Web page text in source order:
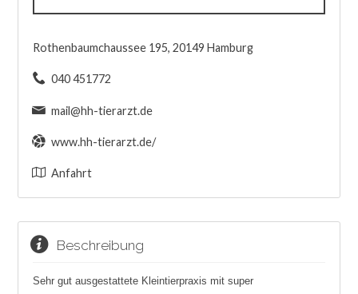
Rothenbaumchaussee 195, 20149 Hamburg
040 451772
mail@hh-tierarzt.de
www.hh-tierarzt.de/
Anfahrt
Beschreibung
Sehr gut ausgestattete Kleintierpraxis mit super